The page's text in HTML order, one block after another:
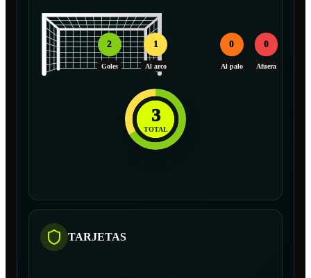
2
Goles
1
Al arco
0
Al palo
0
Afuera
3
TOTAL
TARJETAS